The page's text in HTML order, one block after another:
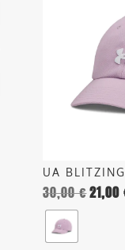
UA
30,00€21,00
possono
pagina
del
prodotto